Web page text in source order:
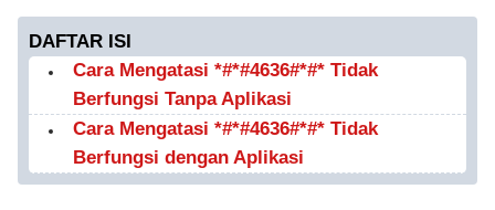
DAFTAR ISI
Cara Mengatasi *#*#4636#*#* Tidak
Berfungsi Tanpa Aplikasi
Cara Mengatasi *#*#4636#*#* Tidak
Berfungsi dengan Aplikasi